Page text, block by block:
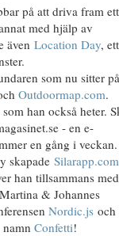
på att driva fram
med hjälp av
även Location Day, ett
som nu sitter på
Outdoormap.com.
han också heter.
- en e-
en gång i veckan.
skapade Silarapp.com
han tillsammans med
& Johannes
Nordic.js och
Confetti!